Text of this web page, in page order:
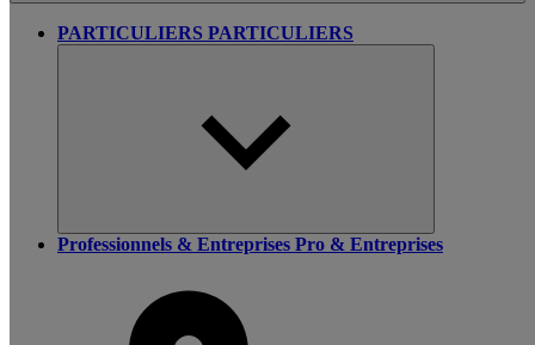
PARTICULIERS PARTICULIERS
Professionnels & Entreprises Pro & Entreprises